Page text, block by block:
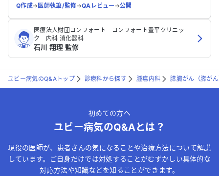
Q作成➔医師執筆/監修➔QAレビュー➔公開
医療法人財団コンフォート コンフォート豊平クリニッ
ク 内科 消化器科
石川 翔理 監修
ユビー病気のQ&Aトップ 診療科から探す 腫瘍内科 膵臓がん（膵が
初めての方へ
ユビー病気のQ&Aとは？
現役の医師が、患者さんの気になることや治療方法について解説
しています。ご自身だけでは対処することがむずかしい具体的な
対応方法や知識などを知ることができます。